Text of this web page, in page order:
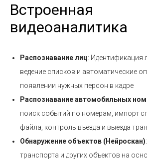
Встроенная
видеоаналитика
Распознавание лиц: Идентификация
ведение списков и автоматические
появлении нужных персон в кадре
Распознавание автомобильных
поиск событий по номерам, импорт
файла, контроль въезда и выезда
Обнаружение объектов (Нейроскан)
транспорта и других объектов на